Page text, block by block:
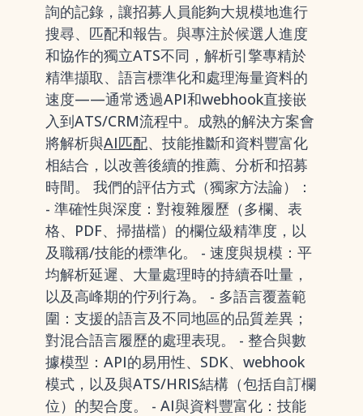
詢的記錄，讓招募人員能夠大規模地進行
搜尋、匹配和報告。與專注於候選人進度
和協作的獨立ATS不同，解析引擎專精於
精準擷取、語言標準化和處理海量資料的
速度——通常透過API和webhook直接嵌
入到ATS/CRM流程中。成熟的解決方案會
將解析與AI匹配、技能推斷和資料豐富化
相結合，以改善後續的推薦、分析和招募
時間。 我們的評估方式（獨家方法論）：
- 準確性與深度：對複雜履歷（多欄、表
格、PDF、掃描檔）的欄位級精準度，以
及職稱/技能的標準化。 - 速度與規模：平
均解析延遲、大量處理時的持續吞吐量，
以及高峰期的佇列行為。 - 多語言覆蓋範
圍：支援的語言及不同地區的品質差異；
對混合語言履歷的處理表現。 - 整合與數
據模型：API的易用性、SDK、webhook
模式，以及與ATS/HRIS結構（包括自訂欄
位）的契合度。 - AI與資料豐富化：技能